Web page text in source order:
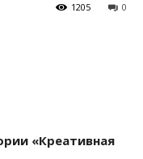
0
1205
«Креативная